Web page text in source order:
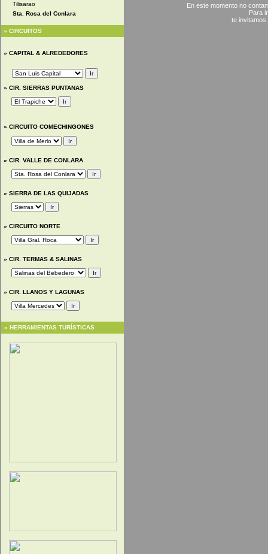
Tilisarao
Sta. Rosa del Conlara
» CIRCUITOS
» CAPITAL & ALREDEDORES
» CIR. SIERRAS PUNTANAS
» CIRCUITO COMECHINGONES
» CIR. VALLE DE CONLARA
» SIERRA DE LAS QUIJADAS
» CIRCUITO NORTE
» CIR. TERMAS & SALINAS
» CIR. LLANOS Y LAGUNAS
» HERRAMIENTAS TURÍSTICAS
En este momento no
Para
te